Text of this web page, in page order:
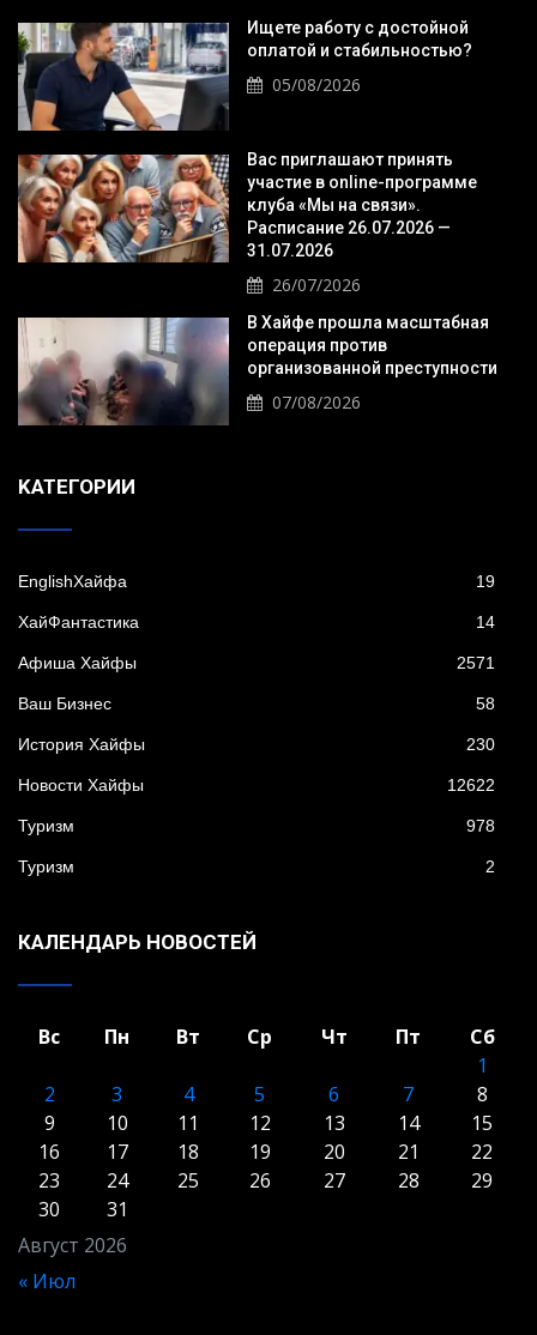
Ищете работу с достойной
оплатой и стабильностью?
05/08/2026
Вас приглашают принять
участие в online-программе
клуба «Мы на связи».
Расписание 26.07.2026 —
31.07.2026
26/07/2026
В Хайфе прошла масштабная
операция против
организованной преступности
07/08/2026
KАТЕГОРИИ
EnglishХайфа 19
XайФантастика 14
Афиша Хайфы 2571
Ваш Бизнес 58
История Хайфы 230
Новости Хайфы 12622
Туризм 978
Туризм 2
КАЛЕНДАРЬ НОВОСТЕЙ
Август 2026
Вс Пн Вт Ср Чт Пт
Сб
1
2
3 4 5 6 7
8
9
10 11 12 13 14
15
16
17 18 19 20 21
22
23
24 25 26 27 28
29
30
31
« Июл